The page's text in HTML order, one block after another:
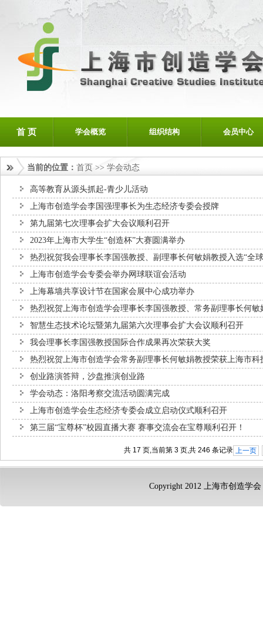
首 页 学会概览 组织结构 会员中心
当前的位置： 首页 >> 学会动态
高等教育从源头抓起-青少儿活动
上海市创造学会李国强理事长为生态经济专委会授牌
第九届第七次理事会扩大会议顺利召开
2023年上海市大学生“创造杯”大赛圆满举办
热烈祝贺我会理事长李国强教授、副理事长何敏娟教授入选“全
上海市创造学会专委会举办网球联谊会活动
上海幕墙共享设计节在国家会展中心成功举办
热烈祝贺上海市创造学会理事长李国强教授、常务副理事长何
智慧生态技术论坛暨第九届第六次理事会扩大会议顺利召开
我会理事长李国强教授国际合作成果再次荣获大奖
热烈祝贺上海市创造学会常务副理事长何敏娟教授荣获上海市科
创业路演答辩，沙盘推演创业路
学会动态：洛阳考察交流活动圆满完成
上海市创造学会生态经济专委会成立启动仪式顺利召开
第三届“宝尊杯”校园直播大赛 赛事交流会在宝尊顺利召开！
共 17 页,当前第 3 页,共 246 条记录 上一页
Copyright 2012 上海市创造学